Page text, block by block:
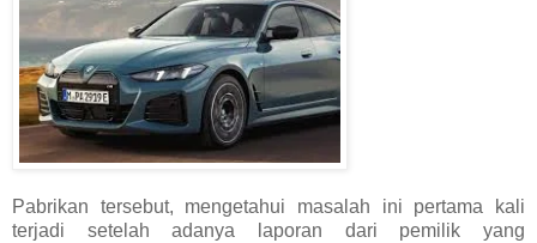
Pabrikan tersebut, mengetahui masalah ini pertama kali
terjadi setelah adanya laporan dari pemilik yang